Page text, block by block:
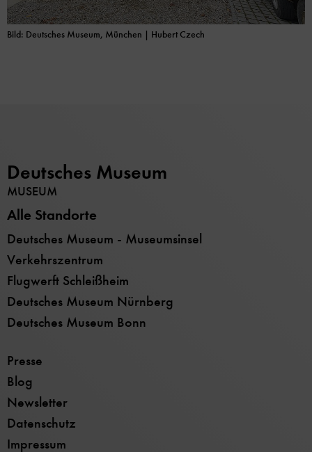
Bild: Deutsches Museum, München | Hubert Czech
Deutsches Museum
MUSEUM
Alle Standorte
Deutsches Museum - Museumsinsel
Verkehrszentrum
Flugwerft Schleißheim
Deutsches Museum Nürnberg
Deutsches Museum Bonn
Presse
Blog
Newsletter
Datenschutz
Impressum